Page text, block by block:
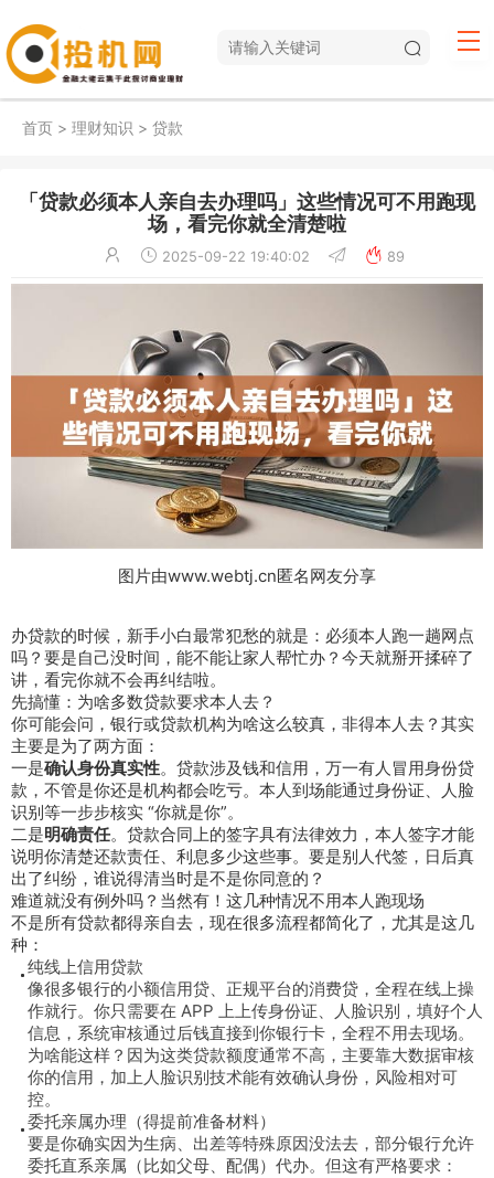
首页 > 理财知识 > 贷款
「贷款必须本人亲自去办理吗」这些情况可不用跑现
场，看完你就全清楚啦
2025-09-22 19:40:02 89
图片由www.webtj.cn匿名网友分享
办贷款的时候，新手小白最常犯愁的就是：必须本人跑一趟网点
吗？要是自己没时间，能不能让家人帮忙办？今天就掰开揉碎了
讲，看完你就不会再纠结啦。
先搞懂：为啥多数贷款要求本人去？
你可能会问，银行或贷款机构为啥这么较真，非得本人去？其实
主要是为了两方面：
一是确认身份真实性。贷款涉及钱和信用，万一有人冒用身份贷
款，不管是你还是机构都会吃亏。本人到场能通过身份证、人脸
识别等一步步核实 “你就是你”。
二是明确责任。贷款合同上的签字具有法律效力，本人签字才能
说明你清楚还款责任、利息多少这些事。要是别人代签，日后真
出了纠纷，谁说得清当时是不是你同意的？
难道就没有例外吗？当然有！这几种情况不用本人跑现场
不是所有贷款都得亲自去，现在很多流程都简化了，尤其是这几
种：
纯线上信用贷款
像很多银行的小额信用贷、正规平台的消费贷，全程在线上操
作就行。你只需要在 APP 上上传身份证、人脸识别，填好个人
信息，系统审核通过后钱直接到你银行卡，全程不用去现场。
为啥能这样？因为这类贷款额度通常不高，主要靠大数据审核
你的信用，加上人脸识别技术能有效确认身份，风险相对可
控。
委托亲属办理（得提前准备材料）
要是你确实因为生病、出差等特殊原因没法去，部分银行允许
委托直系亲属（比如父母、配偶）代办。但这有严格要求：